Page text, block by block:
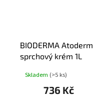
BIODERMA Atoderm
sprchový krém 1L
Skladem (>5 ks)
736 Kč